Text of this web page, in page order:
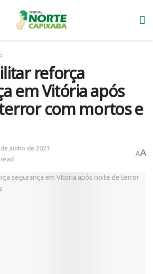
reforça
em Vitória após
com mortos e
de junho de 2023
AA